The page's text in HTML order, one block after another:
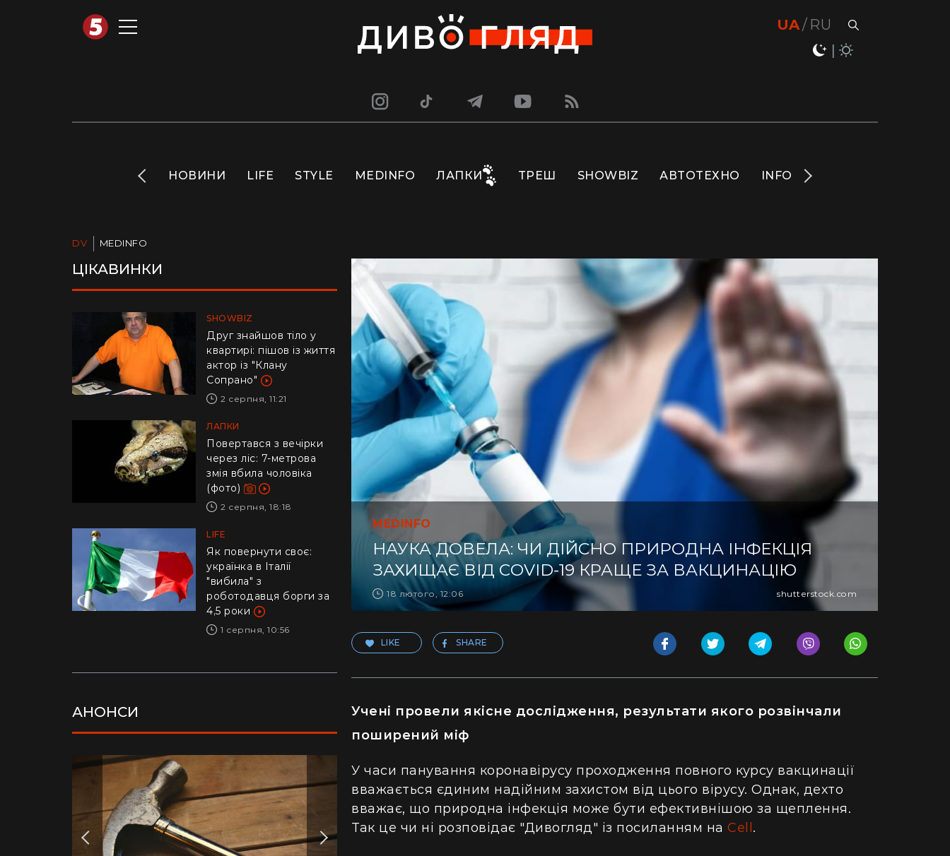
UA RU
INFO НОВИНИ LIFE STYLE MEDINFO ЛАПКИ ТРЕШ SHOWBIZ АВТОТЕХНО INFO
DV MEDINFO
ЦІКАВИНКИ
SHOWBIZ
Друг знайшов тіло у
квартирі: пішов із життя
актор із "Клану
Сопрано"
2 серпня, 11:21
ЛАПКИ
Повертався з вечірки
через ліс: 7-метрова
змія вбила чоловіка
(фото)
2 серпня, 18:18
LIFE
​Як повернути своє:
українка в Італії
"вибила" з
роботодавця борги за
4,5 роки
1 серпня, 10:56
АНОНСИ
MEDINFO
НАУКА ДОВЕЛА: ЧИ ДІЙСНО ПРИРОДНА ІНФЕКЦІЯ
ЗАХИЩАЄ ВІД COVID-19 КРАЩЕ ЗА ВАКЦИНАЦІЮ
18 лютого, 12:06 shutterstock.com
LIKE SHARE
Учені провели якісне дослідження, результати якого розвінчали
поширений міф
У часи панування коронавірусу проходження повного курсу вакцинації
вважається єдиним надійним захистом від цього вірусу. Однак, дехто
вважає, що природна інфекція може бути ефективнішою за щеплення.
Так це чи ні розповідає "Дивогляд" із посиланням на Cell .